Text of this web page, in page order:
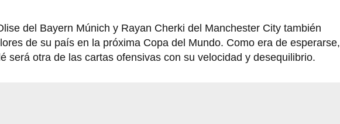
del Bayern Múnich y Rayan Cherki del Manchester City también
de su país en la próxima Copa del Mundo. Como era de esperarse,
será otra de las cartas ofensivas con su velocidad y desequilibrio.